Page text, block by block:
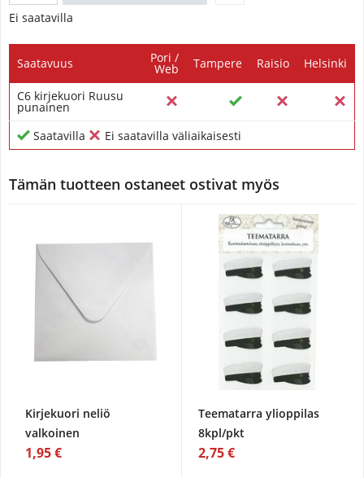
Ei saatavilla
Saatavuus Pori /
Web Tampere Raisio Helsinki
C6 kirjekuori Ruusu
punainen
Saatavilla
Ei saatavilla väliaikaisesti
Tämän tuotteen ostaneet ostivat myös
Kirjekuori neliö
valkoinen
1,95 €
Teematarra ylioppilas
8kpl/pkt
2,75 €